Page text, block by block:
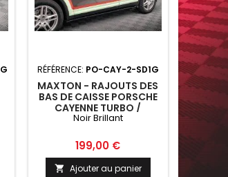
RÉFÉRENCE: PO-CAY-2-SD1G
MAXTON - RAJOUTS DES
BAS DE CAISSE PORSCHE
CAYENNE TURBO /
STANDARD MK2 NOIR
Noir Brillant
Prix
199,00 €
 Ajouter au panier